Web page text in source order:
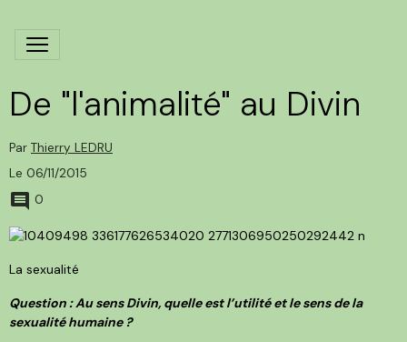
De "l'animalité" au Divin
Par Thierry LEDRU
Le 06/11/2015
0
La sexualité
Question : Au sens Divin, quelle est l’utilité et le sens de la
sexualité humaine ?